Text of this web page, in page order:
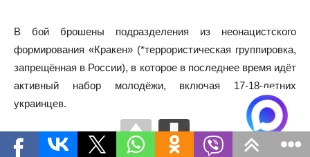
В бой брошены подразделения из неонацистского
формирования «Кракен» (*террористическая группировка,
запрещённая в России), в которое в последнее время идёт
активный набор молодёжи, включая 17-18-летних
украинцев.
Краснолиманское направление.
Здесь продолжается